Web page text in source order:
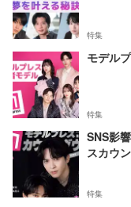
特集
モデル
特集
SNS影
スカウ
特集